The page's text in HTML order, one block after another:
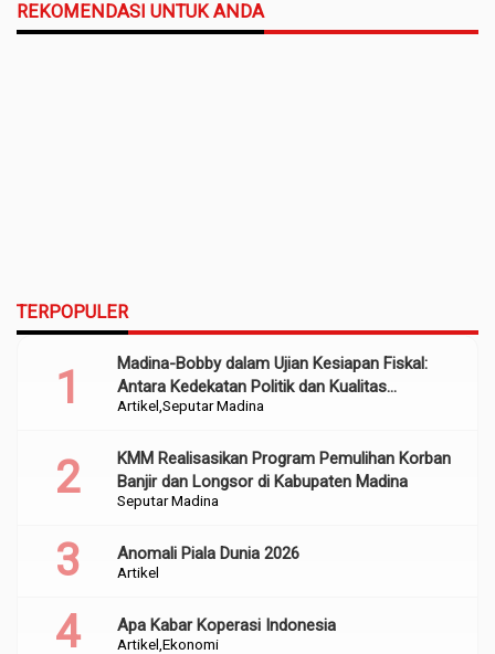
REKOMENDASI UNTUK ANDA
TERPOPULER
Artikel Seputar Madina
Madina-Bobby dalam Ujian Kesiapan Fiskal:
Antara Kedekatan Politik dan Kualitas
Perencanaan
Seputar Madina
KMM Realisasikan Program Pemulihan Korban
Banjir dan Longsor di Kabupaten Madina
Artikel
Anomali Piala Dunia 2026
Artikel Ekonomi
Apa Kabar Koperasi Indonesia